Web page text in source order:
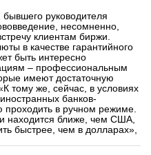
руководителя
несомненно,
клиентам биржи.
в качестве гарантийного
быть интересно
– профессиональным
имеют достаточную
тому же, сейчас, в условиях
банков-
проходить в ручном режиме.
находится ближе, чем США,
быстрее, чем в долларах»,